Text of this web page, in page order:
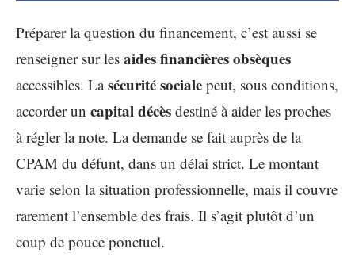
Préparer la question du financement, c’est aussi se
renseigner sur les aides financières obsèques
accessibles. Lasécurité sociale peut, sous conditions,
accorder un capital décès destiné à aider les proches
à régler la note. La demande se fait auprès de la
CPAM du défunt, dans un délai strict. Le montant
varie selon la situation professionnelle, mais il couvre
rarement l’ensemble des frais. Il s’agit plutôt d’un
coup de pouce ponctuel.